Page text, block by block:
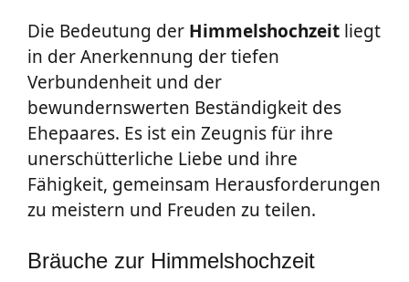
Die Bedeutung der Himmelshochzeit liegt
in der Anerkennung der tiefen
Verbundenheit und der
bewundernswerten Beständigkeit des
Ehepaares. Es ist ein Zeugnis für ihre
unerschütterliche Liebe und ihre
Fähigkeit, gemeinsam Herausforderungen
zu meistern und Freuden zu teilen.
Bräuche zur Himmelshochzeit